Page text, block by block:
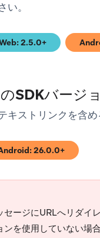
い。
2.5.0+
(opens in new tab)
SDKバージ
キストリンクを含
26.0.0+
in new tab)
セージにURLへリダイ
ンを使用していない場